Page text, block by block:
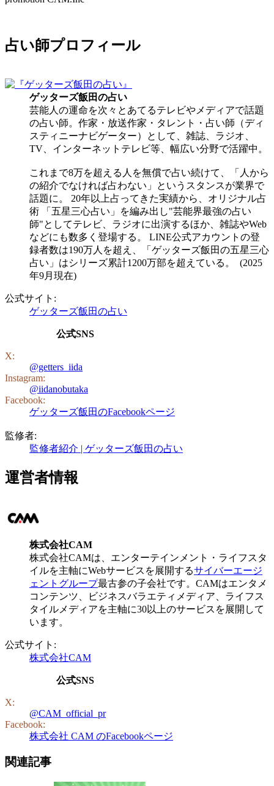
占い師プロフィール
ゲッターズ飯田の占い
芸能人の運命を次々とあてるテレビやメディアで話題
の占い師。作家・放送作家・タレント・占い師（ディ
スティニーナビゲーター）として、雑誌、ラジオ、
TV、インターネットテレビ等、幅広い分野で活躍中。
これまで8万を超える人を無償で占い続けて、「人から
の紹介でなければ占わない」というスタンスが業界で
話題に。 20年以上占ってきた実績から、オリジナル占
術 「五星三心占い」を編み出し"芸能界最強の占い
師"としてテレビ、ラジオに出演するほか、雑誌やWeb
などにも数多く登場する。 LINE公式アカウントの登
録者数は190万人を超え、「ゲッターズ飯田の五星三心
占い」はシリーズ累計1200万部を超えている。 (2025
年9月現在)
公式サイト:
ゲッターズ飯田の占い
公式SNS
X:
@getters_iida
Instagram:
@iidanobutaka
Facebook:
ゲッターズ飯田のFacebookページ
監修者:
監修者紹介 | ゲッターズ飯田の占い
運営者情報
株式会社CAM
株式会社CAMは、エンターテインメント・ライフスタ
イルを主軸にWebサービスを展開するサイバーエージ
ェントグループ最古参の子会社です。CAMはエンタメ
コンテンツ、ビジネスバラエティメディア、ライフス
タイルメディアを主軸に30以上のサービスを展開して
います。
公式サイト:
株式会社CAM
公式SNS
X:
@CAM_official_pr
Facebook:
株式会社 CAM のFacebookページ
関連記事